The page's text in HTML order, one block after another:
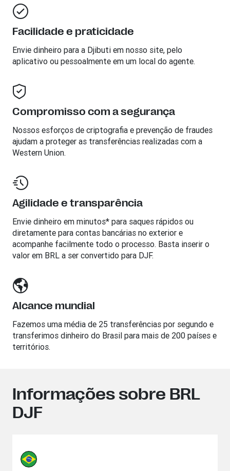
Facilidade e praticidade
Envie dinheiro para a Djibuti em nosso site, pelo
aplicativo ou pessoalmente em um local do agente.
Compromisso com a segurança
Nossos esforços de criptografia e prevenção de fraudes
ajudam a proteger as transferências realizadas com a
Western Union.
Agilidade e transparência
Envie dinheiro em minutos* para saques rápidos ou
diretamente para contas bancárias no exterior e
acompanhe facilmente todo o processo. Basta inserir o
valor em BRL a ser convertido para DJF.
Alcance mundial
Fazemos uma média de 25 transferências por segundo e
transferimos dinheiro do Brasil para mais de 200 países e
territórios.
Informações sobre BRL
DJF